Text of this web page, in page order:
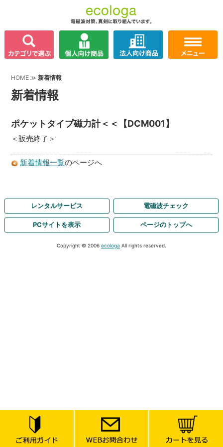
HOME ≫新着情報
新着情報
ポケットタイプ磁力計＜＜【DCM001】
＜販売終了＞
新着情報一覧のページへ
レンタルサービス 電磁波チェック
PCサイトを表示 ページのトップへ
Copyright © 2006 ecologa All rights reserved.